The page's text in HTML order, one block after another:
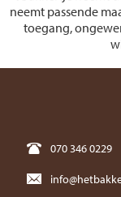
neemt passende
toegang,
070 346 0229